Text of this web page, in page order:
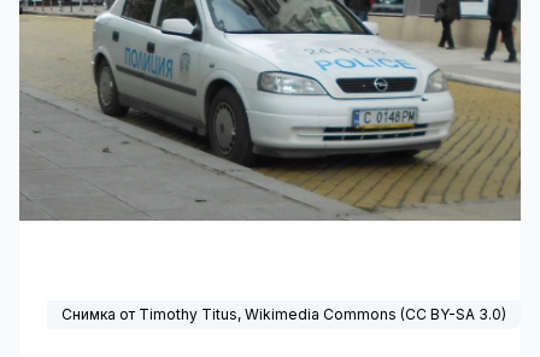
Снимка от Timothy Titus, Wikimedia Commons (CC BY-SA 3.0)